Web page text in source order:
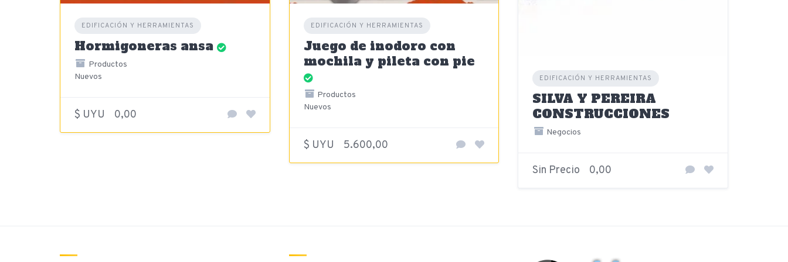
EDIFICACIÓN Y HERRAMIENTAS
Hormigoneras ansa
Productos
Nuevos
$ UYU 0,00
EDIFICACIÓN Y HERRAMIENTAS
Juego de inodoro con
mochila y pileta con pie
Productos
Nuevos
$ UYU 5.600,00
EDIFICACIÓN Y HERRAMIENTAS
SILVA Y PEREIRA
CONSTRUCCIONES
Negocios
Sin Precio 0,00